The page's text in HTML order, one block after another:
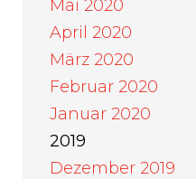
Mai 2020
April 2020
März 2020
Februar 2020
Januar 2020
2019
Dezember 2019